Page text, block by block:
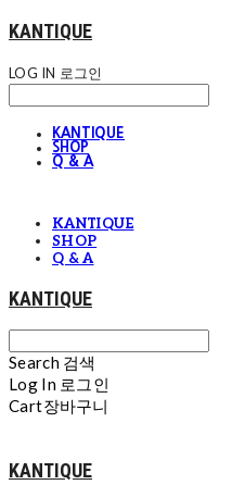
KANTIQUE
LOG IN 로그인
KANTIQUE
SHOP
Q & A
KANTIQUE
SHOP
Q & A
KANTIQUE
Search 검색
Log In 로그인
Cart장바구니
KANTIQUE